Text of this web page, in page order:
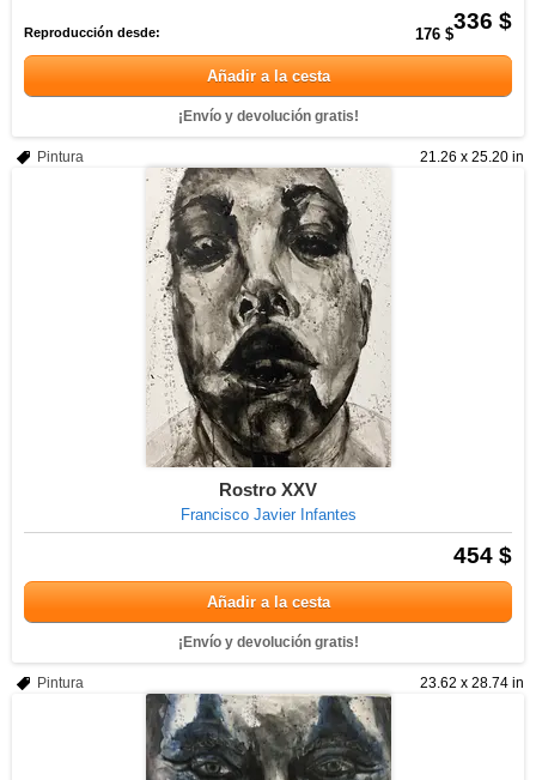
336 $
Reproducción desde: 176 $
Añadir a la cesta
¡Envío y devolución gratis!
21.26 x 25.20 in
Pintura
Rostro XXV
Francisco Javier Infantes
454 $
Añadir a la cesta
¡Envío y devolución gratis!
23.62 x 28.74 in
Pintura